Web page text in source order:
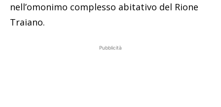
nell’omonimo complesso abitativo del Rione
Traiano.
Pubblicità